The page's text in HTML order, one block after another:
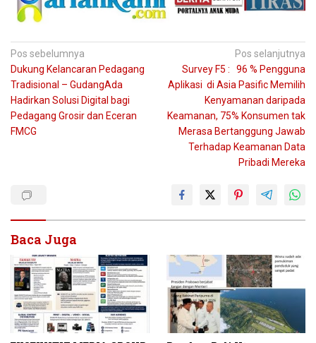
Navigasi
pos
Pos sebelumnya
Dukung Kelancaran Pedagang
Tradisional – GudangAda
Hadirkan Solusi Digital bagi
Pedagang Grosir dan Eceran
FMCG
Pos selanjutnya
Survey F5 : 96 % Pengguna
Aplikasi di Asia Pasific Memilih
Kenyamanan daripada
Keamanan, 75% Konsumen tak
Merasa Bertanggung Jawab
Terhadap Keamanan Data
Pribadi Mereka
Baca Juga